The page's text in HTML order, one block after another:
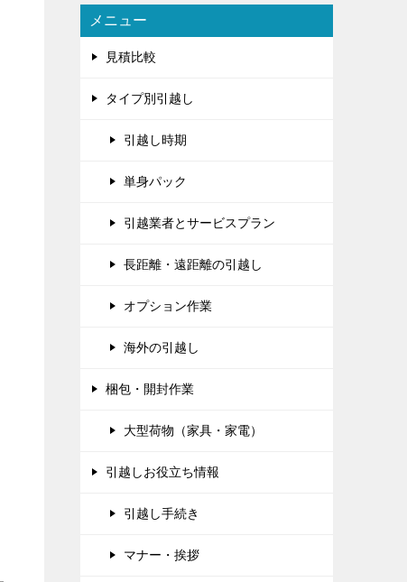
メニュー
見積比較
タイプ別引越し
引越し時期
単身パック
引越業者とサービスプラン
長距離・遠距離の引越し
オプション作業
海外の引越し
梱包・開封作業
大型荷物（家具・家電）
引越しお役立ち情報
引越し手続き
マナー・挨拶